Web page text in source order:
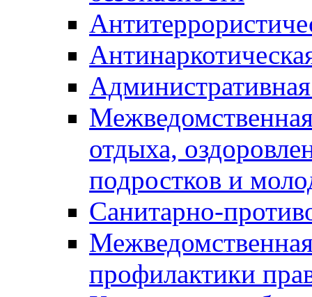
отдыха,
подростков и
Санитарно-
профилактики